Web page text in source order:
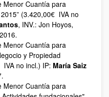
Menor Cuantía para
(3.420,00€ IVA no
, INV.: Jon Hoyos,
Menor Cuantía para
y Propiedad
IVA no incl.) IP: María Saiz
Menor Cuantía para